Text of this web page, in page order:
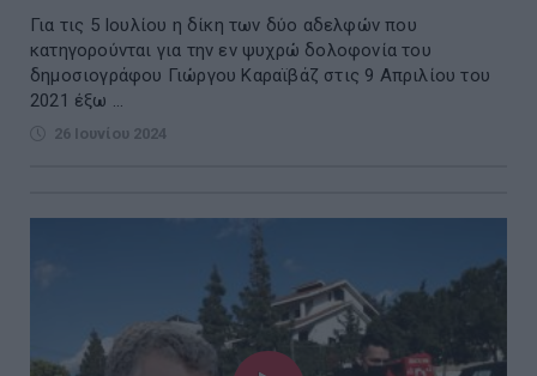
Για τις 5 Ιουλίου η δίκη των δύο αδελφών που
κατηγορούνται για την εν ψυχρώ δολοφονία του
δημοσιογράφου Γιώργου Καραϊβάζ στις 9 Απριλίου του
2021 έξω ...
26 Ιουνίου 2024